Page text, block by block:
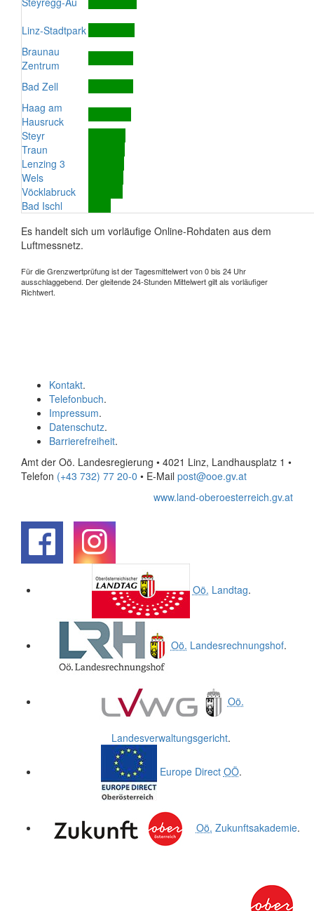
Linz-Stadtpark
Braunau
Zentrum
Bad Zell
Haag am
Hausruck
Steyr
Traun
Lenzing 3
Wels
Vöcklabruck
Bad Ischl
Es handelt sich um vorläufige Online-Rohdaten aus dem
Luftmessnetz.
Für die Grenzwertprüfung ist der Tagesmittelwert von 0 bis 24 Uhr
ausschlaggebend. Der gleitende 24-Stunden Mittelwert gilt als vorläufiger
Richtwert.
Kontakt.
Telefonbuch.
Impressum.
Datenschutz.
Barrierefreiheit.
Amt der Oö. Landesregierung • 4021 Linz, Landhausplatz 1 •
Telefon (+43 732) 77 20-0 • E-Mail post@ooe.gv.at
www.land-oberoesterreich.gv.at
Oö. Landtag.
Oö. Landesrechnungshof.
Oö.
Landesverwaltungsgericht.
Europe Direct OÖ.
Oö. Zukunftsakademie.